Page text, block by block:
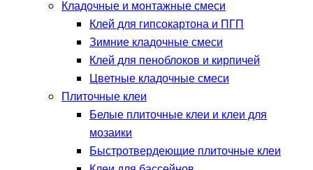
Кладочные и монтажные смеси
Клей для гипсокартона и ПГП
Зимние кладочные смеси
Клей для пеноблоков и кирпичей
Цветные кладочные смеси
Плиточные клеи
Белые плиточные клеи и клеи для
мозаики
Быстротвердеющие плиточные клеи